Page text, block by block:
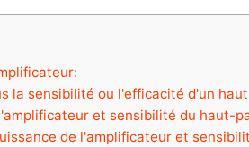
la sensibilité ou l'efficacité d'un
et sensibilité du haut-
de l'amplificateur et